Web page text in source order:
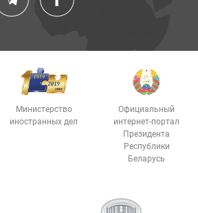
Министерство
иностранных дел
Официальный
интернет-портал
Президента
Республики
Беларусь